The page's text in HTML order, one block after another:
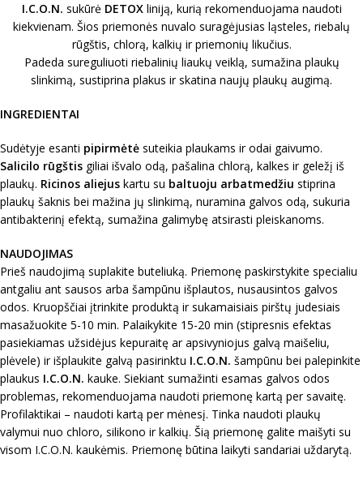
I.C.O.N. sukūrė DETOXliniją, kurią rekomenduojama naudoti
kiekvienam. Šios priemonės nuvalo suragėjusias ląsteles, riebalų
rūgštis, chlorą, kalkių ir priemonių likučius.
Padeda sureguliuoti riebalinių liaukų veiklą, sumažina plaukų
slinkimą, sustiprina plakus ir skatina naujų plaukų augimą.
INGREDIENTAI
Sudėtyje esanti pipirmėtė suteikia plaukams ir odai gaivumo.
Salicilo rūgštis giliai išvalo odą, pašalina chlorą, kalkes ir geležį iš
plaukų. Ricinos aliejus kartu su baltuoju arbatmedžiu stiprina
plaukų šaknis bei mažina jų slinkimą, nuramina galvos odą, sukuria
antibakterinį efektą, sumažina galimybę atsirasti pleiskanoms.
NAUDOJIMAS
Prieš naudojimą suplakite buteliuką. Priemonę paskirstykite specialiu
antgaliu ant sausos arba šampūnu išplautos, nusausintos galvos
odos. Kruopščiai įtrinkite produktą ir sukamaisiais pirštų judesiais
masažuokite 5-10 min. Palaikykite 15-20 min (stipresnis efektas
pasiekiamas užsidėjus kepuraitę ar apsivyniojus galvą maišeliu,
plėvele) ir išplaukite galvą pasirinktu I.C.O.N. šampūnu bei palepinkite
plaukus I.C.O.N. kauke. Siekiant sumažinti esamas galvos odos
problemas, rekomenduojama naudoti priemonę kartą per savaitę.
Profilaktikai – naudoti kartą per mėnesį. Tinka naudoti plaukų
valymui nuo chloro, silikono ir kalkių. Šią priemonę galite maišyti su
visom I.C.O.N. kaukėmis. Priemonę būtina laikyti sandariai uždarytą.